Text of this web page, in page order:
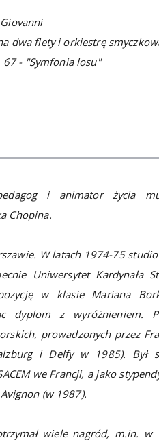
dwa flety i orkiestrę
67 - "Symfonia losu"
i animator życia
Chopina.
W latach 1974-75
Uniwersytet Kardynała
w klasie Mariana
dyplom z wyróżnieniem.
prowadzonych przez
i Delfy w 1985). Był
we Francji, a jako
(w 1987).
wiele nagród, m.in.